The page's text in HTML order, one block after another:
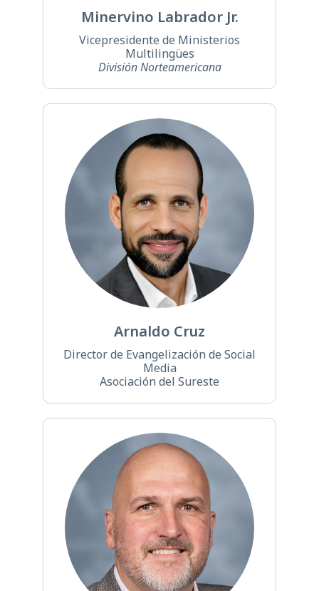
Minervino Labrador Jr.
Vicepresidente de Ministerios
Multilingües
División Norteamericana
Arnaldo Cruz
Director de Evangelización de Social
Media
Asociación del Sureste